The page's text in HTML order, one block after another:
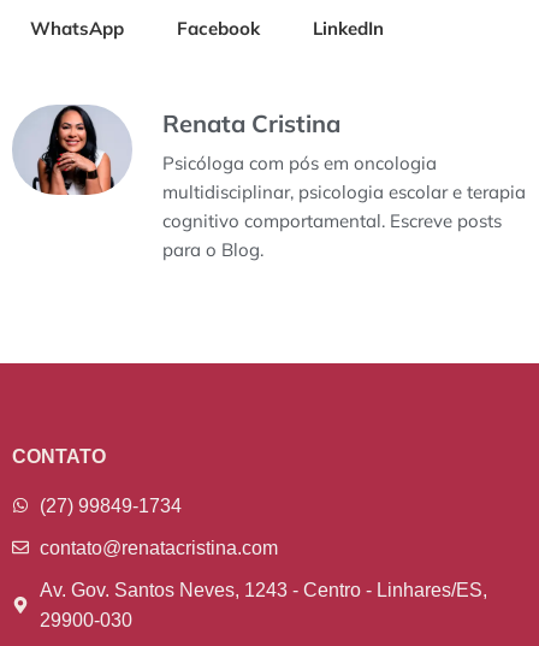
WhatsApp Facebook LinkedIn
Renata Cristina
Psicóloga com pós em oncologia
multidisciplinar, psicologia escolar e terapia
cognitivo comportamental. Escreve posts
para o Blog.
CONTATO
(27) 99849-1734
contato@renatacristina.com
Av. Gov. Santos Neves, 1243 - Centro - Linhares/ES,
29900-030